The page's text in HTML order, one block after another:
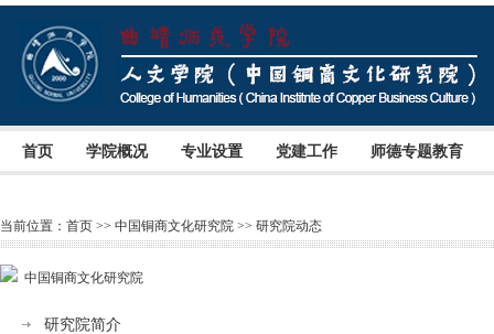
首页 学院概况 专业设置 党建工作 师德专题教育
当前位置： 首页 >> 中国铜商文化研究院 >> 研究院动态
中国铜商文化研究院
研究院简介